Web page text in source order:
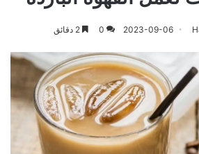
2023-09-06
0